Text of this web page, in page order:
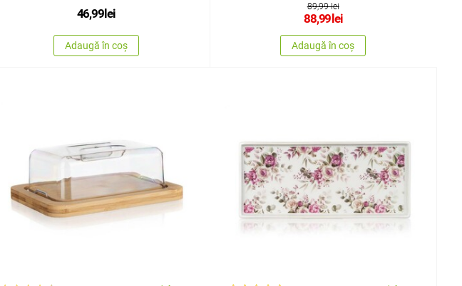
46,99lei
Adaugă în coș
89,99 lei
88,99lei
Adaugă în coș